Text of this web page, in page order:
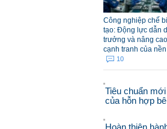
Công nghiệp chế
tạo: Động lực dẫn
trưởng và nâng
cạnh tranh của
10
Tiêu chuẩn
của hỗn hợp
Hoàn thiện